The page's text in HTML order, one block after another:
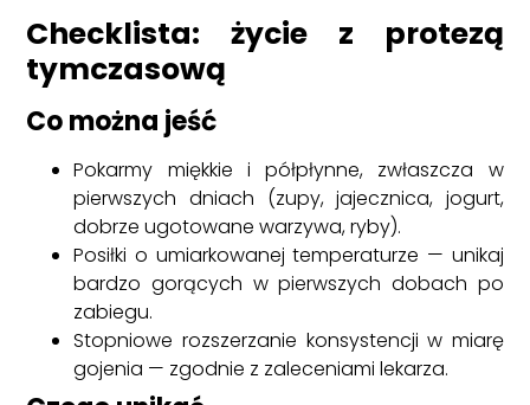
Checklista: życie z protezą
tymczasową
Co można jeść
Pokarmy miękkie i półpłynne, zwłaszcza w
pierwszych dniach (zupy, jajecznica, jogurt,
dobrze ugotowane warzywa, ryby).
Posiłki o umiarkowanej temperaturze — unikaj
bardzo gorących w pierwszych dobach po
zabiegu.
Stopniowe rozszerzanie konsystencji w miarę
gojenia — zgodnie z zaleceniami lekarza.